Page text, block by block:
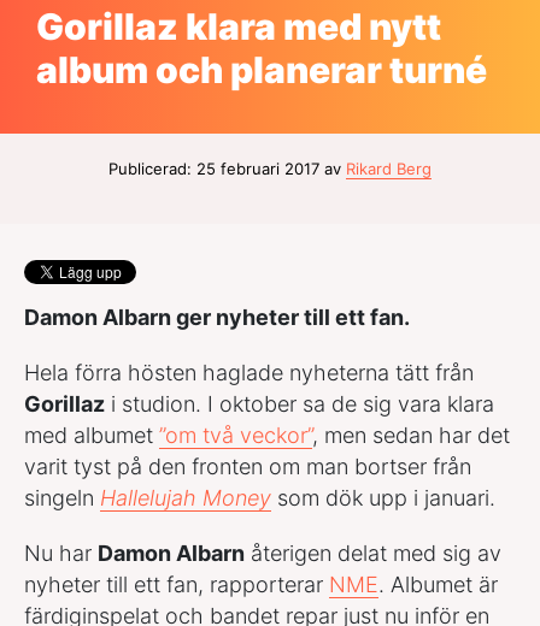
Gorillaz klara med nytt
album och planerar turné
Publicerad: 25 februari 2017 av Rikard Berg
Damon Albarn ger nyheter till ett fan.
Hela förra hösten haglade nyheterna tätt från
Gorillaz i studion. I oktober sa de sig vara klara
med albumet ”om två veckor”, men sedan har det
varit tyst på den fronten om man bortser från
singeln Hallelujah Money som dök upp i januari.
Nu har Damon Albarn återigen delat med sig av
nyheter till ett fan, rapporterar NME. Albumet är
färdiginspelat och bandet repar just nu inför en